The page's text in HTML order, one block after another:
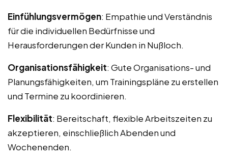
Einfühlungsvermögen: Empathie und Verständnis
für die individuellen Bedürfnisse und
Herausforderungen der Kunden in Nußloch.
Organisationsfähigkeit: Gute Organisations- und
Planungsfähigkeiten, um Trainingspläne zu erstellen
und Termine zu koordinieren.
Flexibilität: Bereitschaft, flexible Arbeitszeiten zu
akzeptieren, einschließlich Abenden und
Wochenenden.